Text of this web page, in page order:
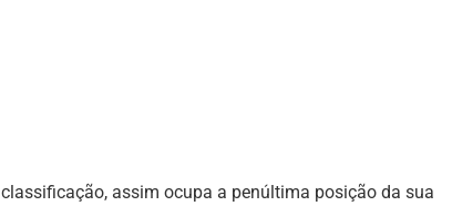
assim ocupa a penúltima posição da sua